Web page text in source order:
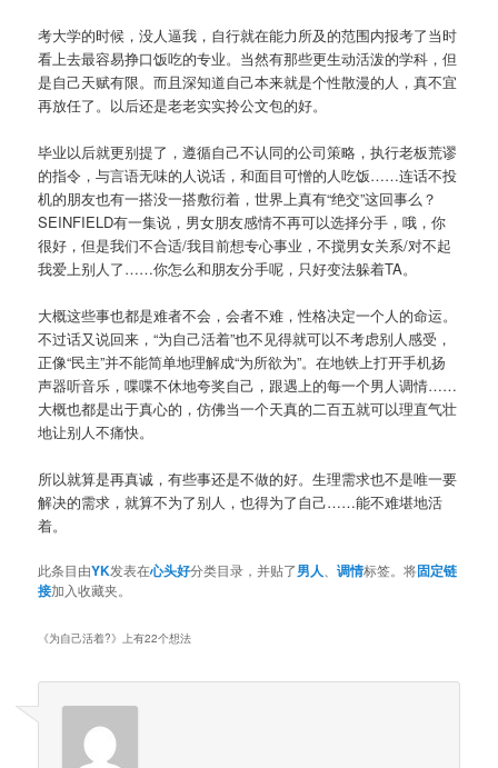
考大学的时候，没人逼我，自行就在能力所及的范围内报考了当时
看上去最容易挣口饭吃的专业。当然有那些更生动活泼的学科，但
是自己天赋有限。而且深知道自己本来就是个性散漫的人，真不宜
再放任了。以后还是老老实实拎公文包的好。
毕业以后就更别提了，遵循自己不认同的公司策略，执行老板荒谬
的指令，与言语无味的人说话，和面目可憎的人吃饭……连话不投
机的朋友也有一搭没一搭敷衍着，世界上真有“绝交”这回事么？
SEINFIELD有一集说，男女朋友感情不再可以选择分手，哦，你
很好，但是我们不合适/我目前想专心事业，不搅男女关系/对不起
我爱上别人了……你怎么和朋友分手呢，只好变法躲着TA。
大概这些事也都是难者不会，会者不难，性格决定一个人的命运。
不过话又说回来，“为自己活着”也不见得就可以不考虑别人感受，
正像“民主”并不能简单地理解成“为所欲为”。在地铁上打开手机扬
声器听音乐，喋喋不休地夸奖自己，跟遇上的每一个男人调情……
大概也都是出于真心的，仿佛当一个天真的二百五就可以理直气壮
地让别人不痛快。
所以就算是再真诚，有些事还是不做的好。生理需求也不是唯一要
解决的需求，就算不为了别人，也得为了自己……能不难堪地活
着。
此条目由YK发表在心头好分类目录，并贴了男人 、调情标签。将固定链
接加入收藏夹。
《为自己活着?》上有22个想法